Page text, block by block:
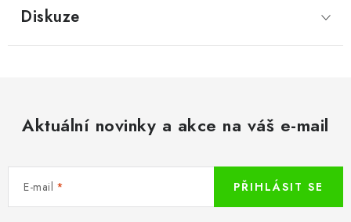
Diskuze
Aktuální novinky a akce na váš e-mail
E-mail PŘIHLÁSIT SE